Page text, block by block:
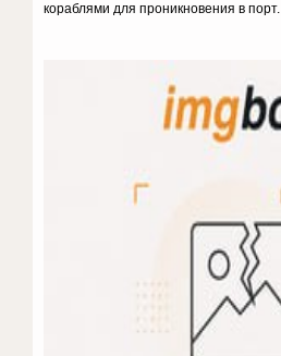
кораблями для проникновения в порт.